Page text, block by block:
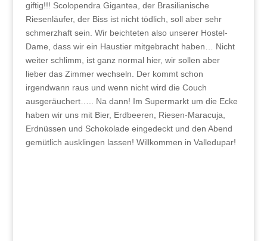
giftig!!! Scolopendra Gigantea, der Brasilianische
Riesenläufer, der Biss ist nicht tödlich, soll aber sehr
schmerzhaft sein. Wir beichteten also unserer Hostel-
Dame, dass wir ein Haustier mitgebracht haben… Nicht
weiter schlimm, ist ganz normal hier, wir sollen aber
lieber das Zimmer wechseln. Der kommt schon
irgendwann raus und wenn nicht wird die Couch
ausgeräuchert….. Na dann! Im Supermarkt um die Ecke
haben wir uns mit Bier, Erdbeeren, Riesen-Maracuja,
Erdnüssen und Schokolade eingedeckt und den Abend
gemütlich ausklingen lassen! Willkommen in Valledupar!